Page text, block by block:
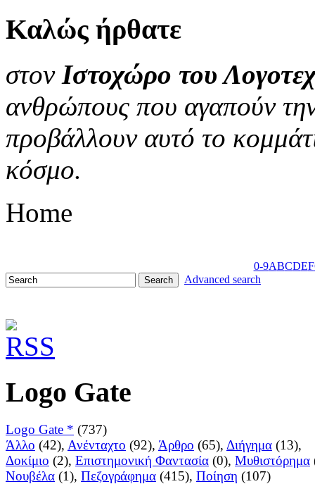
Καλώς ήρθατε
στον Ιστοχώρο του
ανθρώπους που αγαπούν
προβάλλουν αυτό το
κόσμο.
Home
0-9ABCDEF
Advanced search
Logo Gate
Logo Gate * (737)
Άλλο (42), Ανένταχτο (92), Άρθρο (65), Διήγημα (13),
Δοκίμιο (2), Επιστημονική Φαντασία (0), Μυθιστόρημα
Νουβέλα (1), Πεζογράφημα (415), Ποίηση (107)